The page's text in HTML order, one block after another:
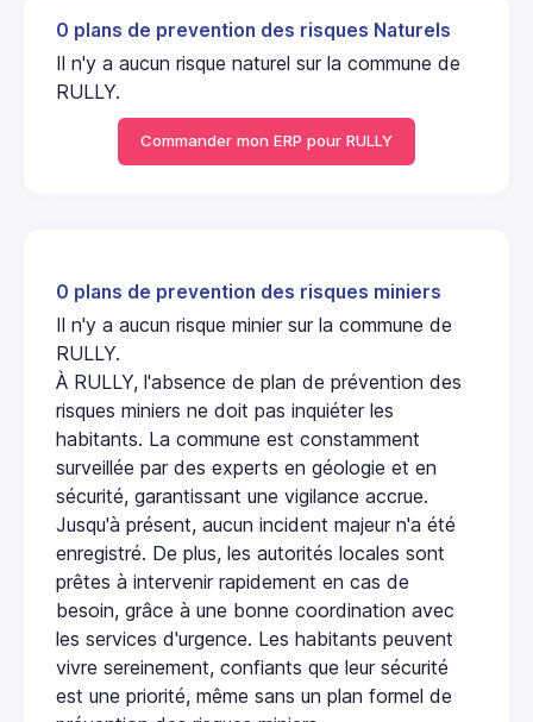
0 plans de prevention des risques Naturels
Il n'y a aucun risque naturel sur la commune de
RULLY.
Commander mon ERP pour RULLY
0 plans de prevention des risques miniers
Il n'y a aucun risque minier sur la commune de
RULLY.
À RULLY, l'absence de plan de prévention des
risques miniers ne doit pas inquiéter les
habitants. La commune est constamment
surveillée par des experts en géologie et en
sécurité, garantissant une vigilance accrue.
Jusqu'à présent, aucun incident majeur n'a été
enregistré. De plus, les autorités locales sont
prêtes à intervenir rapidement en cas de
besoin, grâce à une bonne coordination avec
les services d'urgence. Les habitants peuvent
vivre sereinement, confiants que leur sécurité
est une priorité, même sans un plan formel de